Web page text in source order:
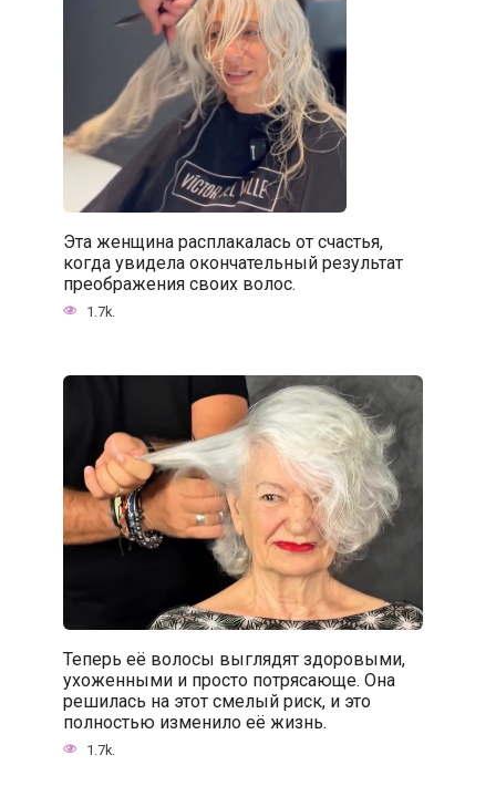
Эта женщина расплакалась от счастья,
когда увидела окончательный результат
преображения своих волос.
1.7k.
Теперь её волосы выглядят здоровыми,
ухоженными и просто потрясающе. Она
решилась на этот смелый риск, и это
полностью изменило её жизнь.
1.7k.